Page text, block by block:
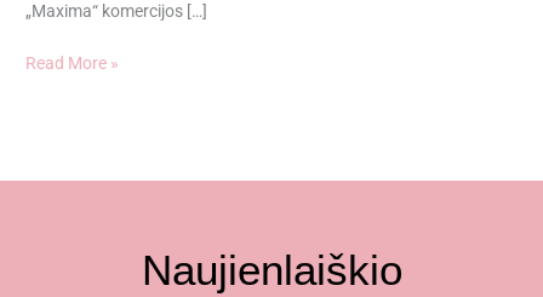
„Maxima“ komercijos […]
Read More »
Naujienlaiškio